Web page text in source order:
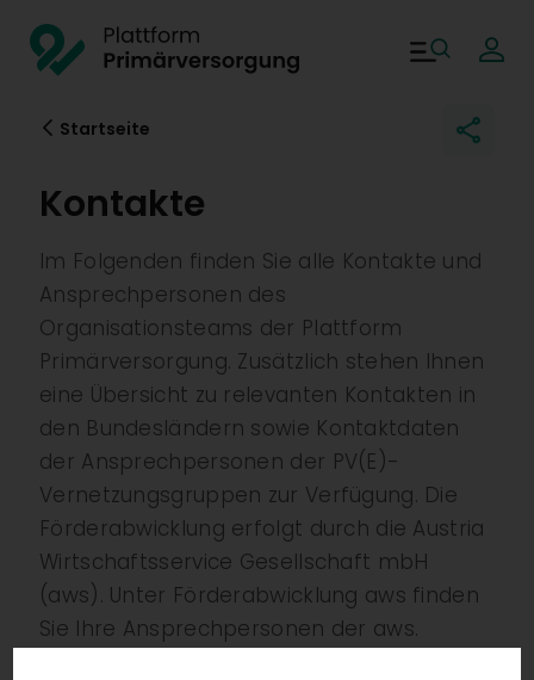
Plattform
Main
Startseite
Kontakte
Im Folgenden finden Sie alle Kontakte und
Ansprechpersonen des
Organisationsteams der Plattform
Primärversorgung. Zusätzlich stehen Ihnen
eine Übersicht zu relevanten Kontakten in
den Bundesländern sowie Kontaktdaten
der Ansprechpersonen der PV(E)-
Vernetzungsgruppen zur Verfügung. Die
Förderabwicklung erfolgt durch die Austria
Wirtschaftsservice Gesellschaft mbH
(aws). Unter Förderabwicklung aws finden
Sie Ihre Ansprechpersonen der aws.